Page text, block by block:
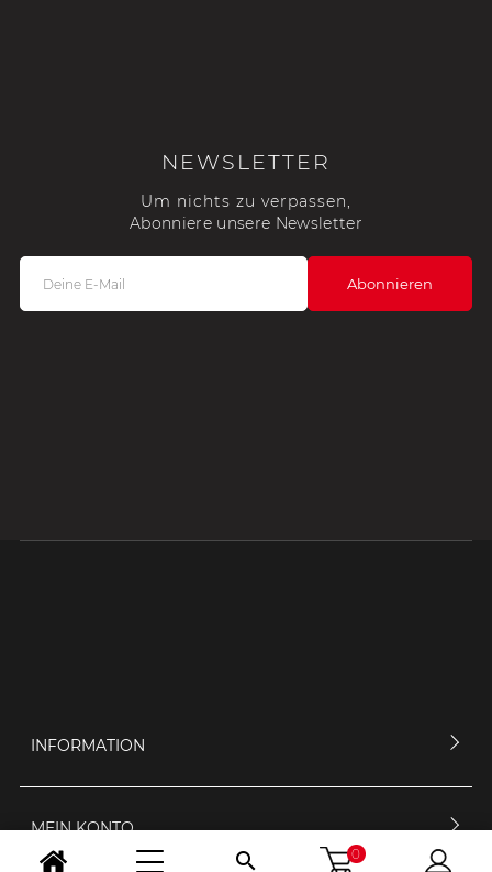
NEWSLETTER
Um nichts zu verpassen,
Abonniere unsere Newsletter
INFORMATION
MEIN KONTO
 0